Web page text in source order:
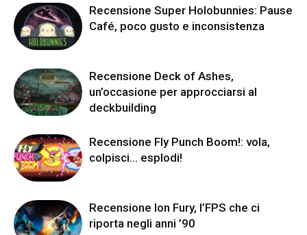
Recensione Super Holobunnies: Pause
Café, poco gusto e inconsistenza
Recensione Deck of Ashes,
un’occasione per approcciarsi al
deckbuilding
Recensione Fly Punch Boom!: vola,
colpisci… esplodi!
Recensione Ion Fury, l’FPS che ci
riporta negli anni ’90